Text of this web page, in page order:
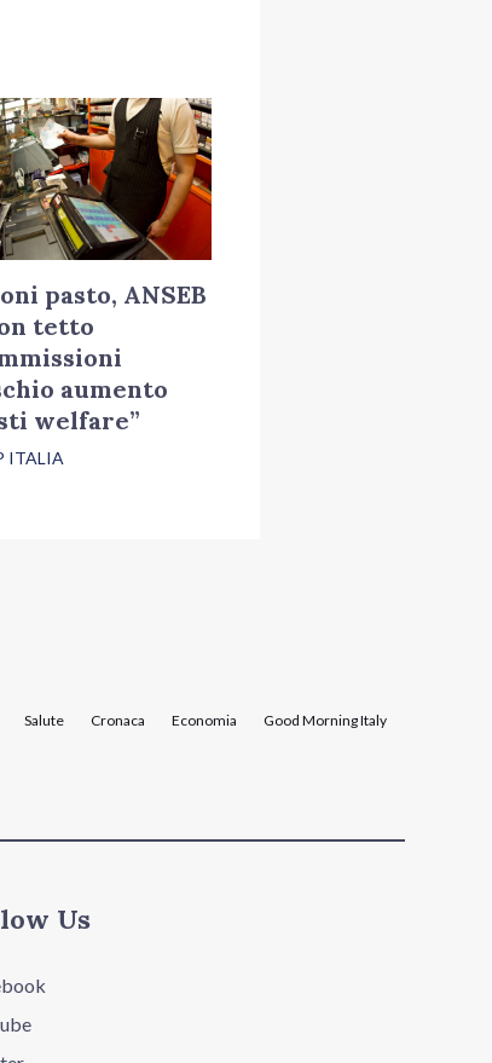
pasto, ANSEB
tetto
aumento
welfare”
ITALIA
Salute Cronaca Economia Good Morning Italy
Us